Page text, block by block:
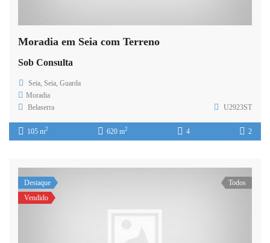
Moradia em Seia com Terreno
Sob Consulta
Seia, Seia, Guarda
Moradia
Belaserra
U2923ST
105 m2 620 m2 4 2
Destaque
Vendido
Todos